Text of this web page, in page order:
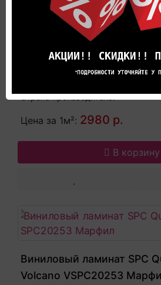
Виниловый ламинат SPC
Гарантия производителя:
Страна производитель:
Цена за 1м²: 2980 р.
В корзину
Виниловый ламинат SPC
Volcano VSPC20253